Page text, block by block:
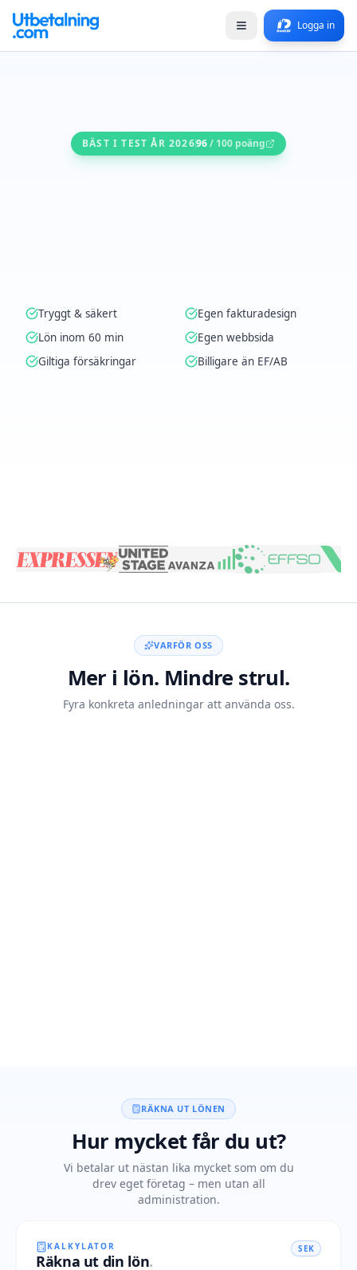
Logga in
BÄST I TEST ÅR 202696/ 100 poäng
Tryggt & säkert
Egen fakturadesign
Lön inom 60 min
Egen webbsida
Giltiga försäkringar
Billigare än EF/AB
VARFÖR OSS
Mer i lön. Mindre strul.
Fyra konkreta anledningar att använda oss.
RÄKNA UT LÖNEN
Hur mycket får du ut?
Vi betalar ut nästan lika mycket som om du
drev eget företag – men utan all
administration.
KALKYLATOR
Räkna ut din lön.
SEK